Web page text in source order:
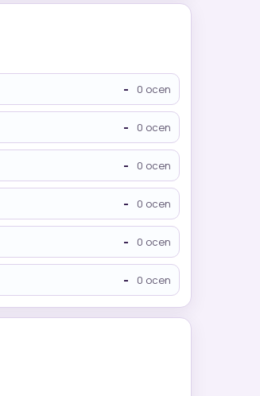
- 0 ocen
- 0 ocen
- 0 ocen
- 0 ocen
- 0 ocen
- 0 ocen